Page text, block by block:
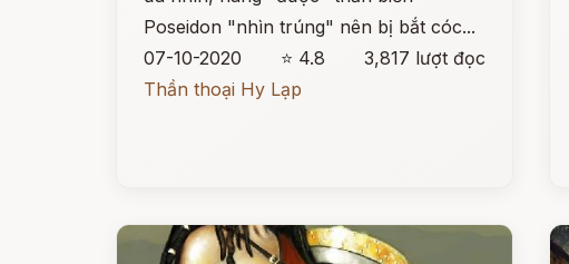
Poseidon "nhìn trúng" nên bị bắt cóc...
07-10-2020
⭐ 4.8
3,817 lượt đọc
Thần thoại Hy Lạp